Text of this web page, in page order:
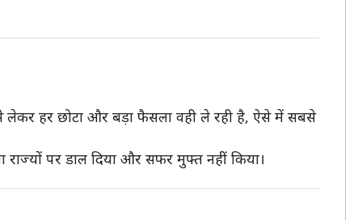
हर छोटा और बड़ा फैसला वही ले रही है, ऐसे में सबसे
पर डाल दिया और सफर मुफ्त नहीं किया।